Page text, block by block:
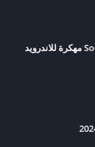
تحميل Soccer Hero PvP Football Game مهكرة للاندرويد